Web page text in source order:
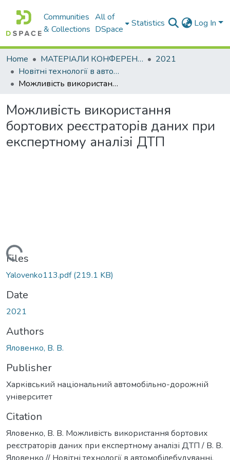
Communities
& Collections
All of
DSpace
Statistics Log In
Home МАТЕРІАЛИ КОНФЕРЕНЦІЙ
2021
Новітні технології в автомобілебудуванні, транспорті та при підготовці фахівців
Можливість використання бортових реєстраторів даних при експертному аналізі ДТП
Можливість використання
бортових реєстраторів даних при
експертному аналізі ДТП
Loading...
Files
Yalovenko113.pdf(219.1 KB)
Date
2021
Authors
Яловенко, В. В.
Publisher
Харківський національний автомобільно-дорожній
університет
Citation
Яловенко, В. В. Можливість використання бортових
реєстраторів даних при експертному аналізі ДТП / В. В.